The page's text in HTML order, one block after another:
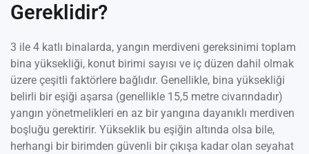
Gereklidir?
3 ile 4 katlı binalarda, yangın merdiveni gereksinimi toplam
bina yüksekliği, konut birimi sayısı ve iç düzen dahil olmak
üzere çeşitli faktörlere bağlıdır. Genellikle, bina yüksekliği
belirli bir eşiği aşarsa (genellikle 15,5 metre civarındadır)
yangın yönetmelikleri en az bir yangına dayanıklı merdiven
boşluğu gerektirir. Yükseklik bu eşiğin altında olsa bile,
herhangi bir birimden güvenli bir çıkışa kadar olan seyahat